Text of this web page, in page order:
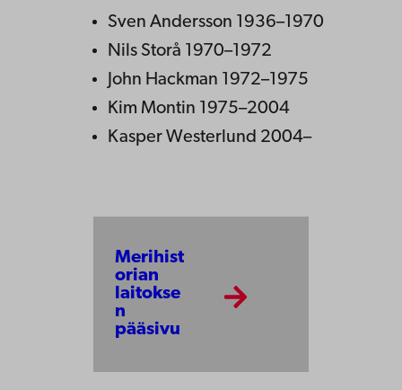
Sven Andersson 1936–1970
Nils Storå 1970–1972
John Hackman 1972–1975
Kim Montin 1975–2004
Kasper Westerlund 2004–
Merihist
orian
laitokse
n
pääsivu